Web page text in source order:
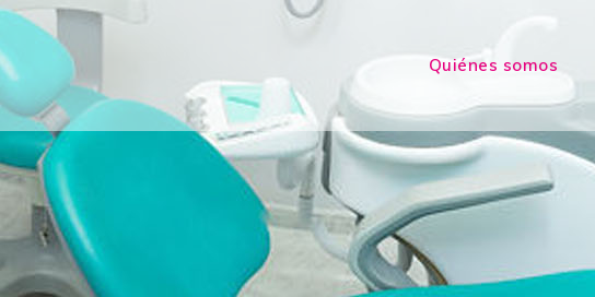
Quiénes somos